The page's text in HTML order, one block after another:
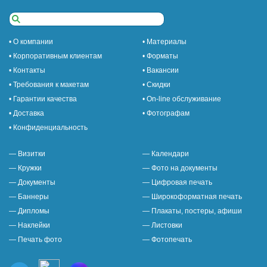
• О компании
• Материалы
• Корпоративным клиентам
• Форматы
• Контакты
• Вакансии
• Требования к макетам
• Скидки
• Гарантии качества
• On-line обслуживание
• Доставка
• Фотографам
• Конфиденциальность
— Визитки
— Календари
— Кружки
— Фото на документы
— Документы
— Цифровая печать
— Баннеры
— Широкоформатная печать
— Дипломы
— Плакаты, постеры, афиши
— Наклейки
— Листовки
— Печать фото
— Фотопечать